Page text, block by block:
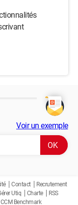
Voir un exemple
Contact
Recrutement
Utiq Charte
RSS
Benchmark